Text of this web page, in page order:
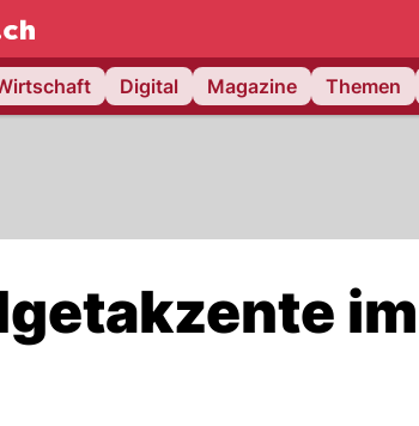
Digital Magazine Themen
im